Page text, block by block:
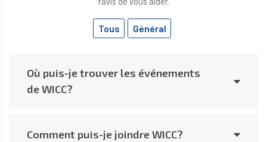
Tous Général
Où puis-je trouver les événements
de WICC?
Comment puis-je joindre WICC?